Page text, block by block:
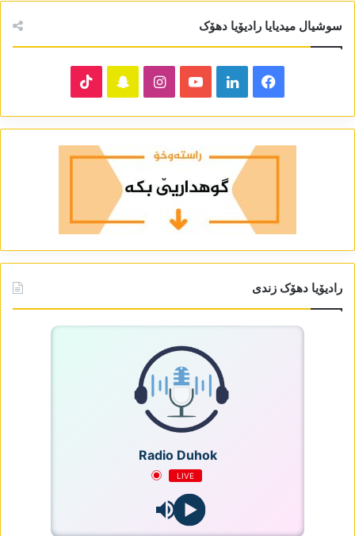
سوشیال میدیایا رادیۆیا دھۆک
Facebook
LinkedIn
YouTube
Instagram
Snapchat
رادیۆیا دھۆک زندی
Radio Duhok
LIVE